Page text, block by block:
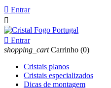
 Entrar

 Entrar
shopping_cart Carrinho (0)
Cristais planos
Cristais especializados
Dicas de montagem